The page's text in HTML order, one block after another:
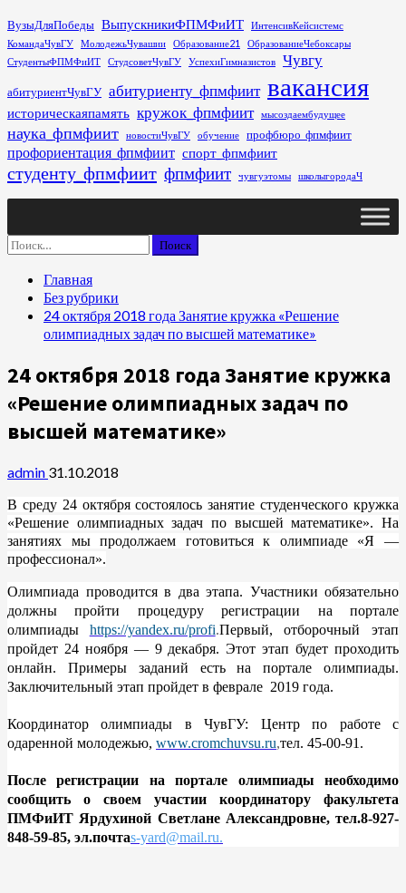
Перейти
к
содержимому
ВузыДляПобеды ВыпускникиФПМФиИТ
ИнтенсивКейсистемс
КомандаЧувГУ
МолодежьЧувашии Образование21
ОбразованиеЧебоксары
СтудентыФПМФиИТ
СтудсоветЧувГУ УспехиГимназистов Чувгу
абитуриентЧувГУ абитуриенту_фпмфиит вакансия
историческаяпамять кружок_фпмфиит мысоздаембудущее
наука_фпмфиит новостиЧувГУ обучение профбюро_фпмфиит
профориентация_фпмфиит спорт_фпмфиит
студенту_фпмфиит фпмфиит чувгуэтомы школыгородаЧ
Основное
Найти:
Главная
Без рубрики
24 октября 2018 года Занятие кружка «Решение
олимпиадных задач по высшей математике»
24 октября 2018 года Занятие кружка
«Решение олимпиадных задач по
высшей математике»
admin 31.10.2018
В среду 24 октября состоялось занятие студенческого кружка
«Решение олимпиадных задач по высшей математике». На
занятиях мы продолжаем готовиться к олимпиаде «Я —
профессионал».
Олимпиада проводится в два этапа. Участники обязательно
должны пройти процедуру регистрации на портале
олимпиады
https://yandex.ru/profi.Первый, отборочный этап
пройдет 24 ноября — 9 декабря. Этот этап будет проходить
онлайн. Примеры заданий есть на портале олимпиады.
Заключительный этап пройдет в феврале 2019 года.
Координатор олимпиады в ЧувГУ: Центр по работе с
одаренной молодежью, www.cromchuvsu.ru,тел. 45-00-91.
После регистрации на портале олимпиады необходимо
сообщить о своем участии координатору факультета
ПМФиИТ Ярдухиной Светлане Александровне, тел.8-927-
848-59-85, эл.почтаs-yard@mail.ru.